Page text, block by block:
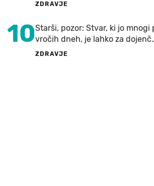
ZDRAVJE
10Starši, pozor: Stvar, ki jo mnogi
vročih dneh, je lahko za
ZDRAVJE